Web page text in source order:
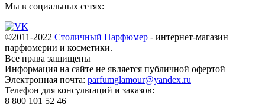
Мы в социальных сетях:
©2011-2022 Столичный Парфюмер - интернет-магазин
парфюмерии и косметики.
Все права защищены
Информация на сайте не является публичной офертой
Электронная почта: parfumglamour@yandex.ru
Телефон для консультаций и заказов:
8 800 101 52 46